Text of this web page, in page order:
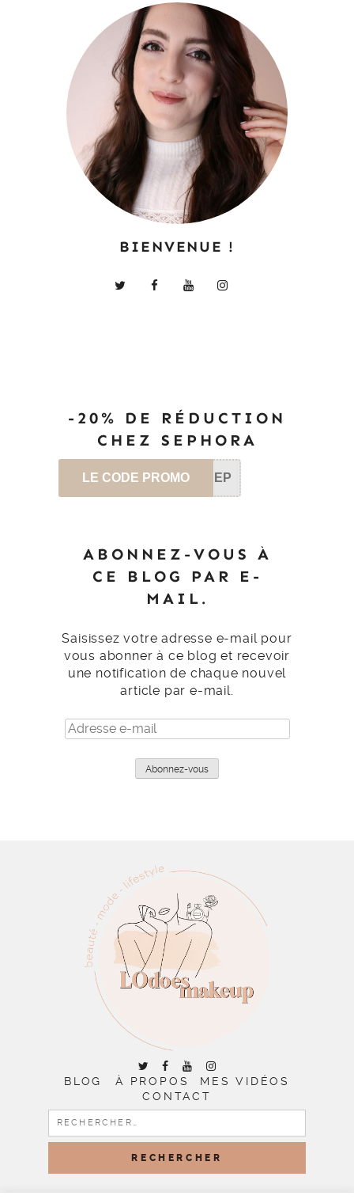
BIENVENUE !
-20% DE RÉDUCTION
CHEZ SEPHORA
LE CODE PROMO SEP
ABONNEZ-VOUS À
CE BLOG PAR E-
MAIL.
Saisissez votre adresse e-mail pour
vous abonner à ce blog et recevoir
une notification de chaque nouvel
article par e-mail.
Adresse
e-
Abonnez-vous
BLOG À PROPOS
MES VIDÉOS
CONTACT
RECHERCHER :